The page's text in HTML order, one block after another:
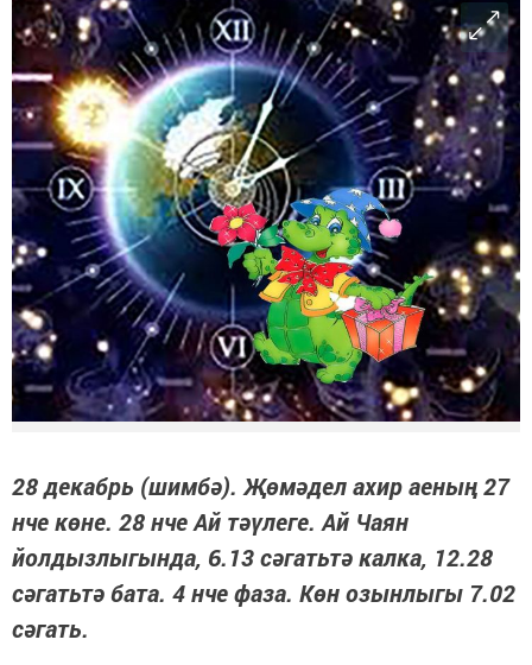
28 декабрь (шимбә). Җөмәдел ахир аеның 27
нче көне. 28 нче Ай тәүлеге. Ай Чаян
йолдызлыгында, 6.13 сәгатьтә калка, 12.28
сәгатьтә бата. 4 нче фаза. Көн озынлыгы 7.02
сәгать.